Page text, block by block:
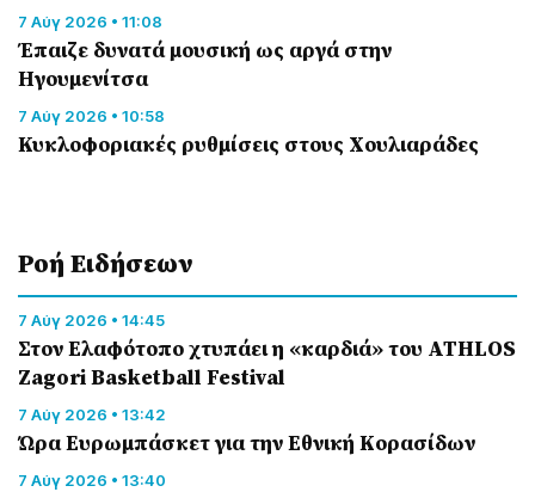
7 Αύγ 2026 • 11:08
Έπαιζε δυνατά μουσική ως αργά στην
Ηγουμενίτσα
7 Αύγ 2026 • 10:58
Κυκλοφοριακές ρυθμίσεις στους Χουλιαράδες
Ροή Eιδήσεων
7 Αύγ 2026 • 14:45
Στον Ελαφότοπο χτυπάει η «καρδιά» του ATHLOS
Zagori Basketball Festival
7 Αύγ 2026 • 13:42
Ώρα Ευρωμπάσκετ για την Εθνική Κορασίδων
7 Αύγ 2026 • 13:40